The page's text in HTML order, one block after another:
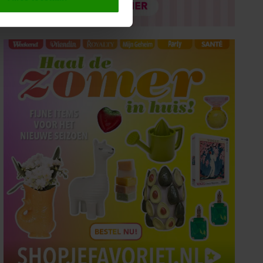
partners voor social
die u aan ze heeft
met onze cookies als u